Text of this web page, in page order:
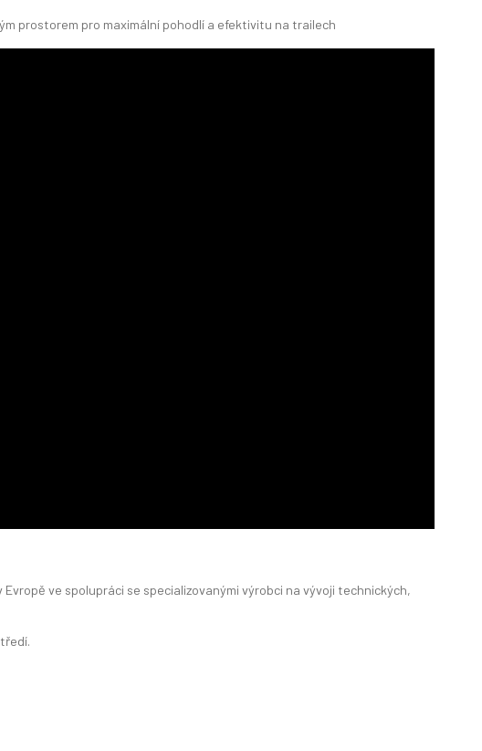
prostorem pro maximální pohodlí a efektivitu na trailech
ve spolupráci se specializovanými výrobci na vývoji technických,